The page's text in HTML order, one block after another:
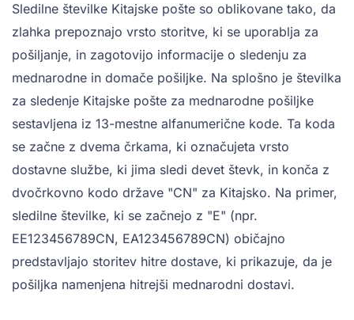
Sledilne številke Kitajske pošte so oblikovane tako, da
zlahka prepoznajo vrsto storitve, ki se uporablja za
pošiljanje, in zagotovijo informacije o sledenju za
mednarodne in domače pošiljke. Na splošno je številka
za sledenje Kitajske pošte za mednarodne pošiljke
sestavljena iz 13-mestne alfanumerične kode. Ta koda
se začne z dvema črkama, ki označujeta vrsto
dostavne službe, ki jima sledi devet števk, in konča z
dvočrkovno kodo države "CN" za Kitajsko. Na primer,
sledilne številke, ki se začnejo z "E" (npr.
EE123456789CN, EA123456789CN) običajno
predstavljajo storitev hitre dostave, ki prikazuje, da je
pošiljka namenjena hitrejši mednarodni dostavi.